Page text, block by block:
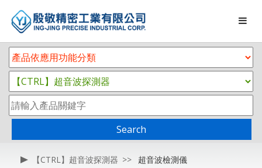
Search
【CTRL】超音波探測器 超音波檢測儀